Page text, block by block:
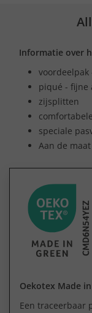
Informatie over
piqué - fijne
zijsplitten
speciale
Aan de
Oekotex Made
Een traceerbaar